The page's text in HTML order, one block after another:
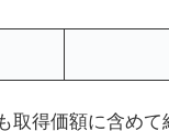
取得価額に含めて